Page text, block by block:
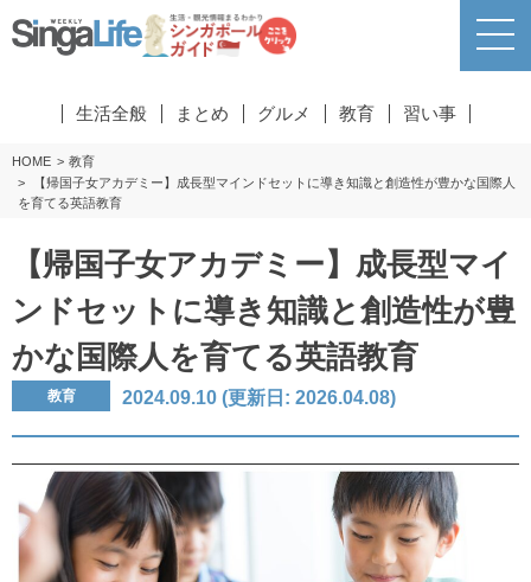
生活全般 まとめ グルメ 教育 習い事
HOME
教育
【帰国子女アカデミー】成長型マインドセットに導き知識と創造性が豊かな国際人
を育てる英語教育
【帰国子女アカデミー】成長型マイ
ンドセットに導き知識と創造性が豊
かな国際人を育てる英語教育
教育 2024.09.10 (更新日: 2026.04.08)